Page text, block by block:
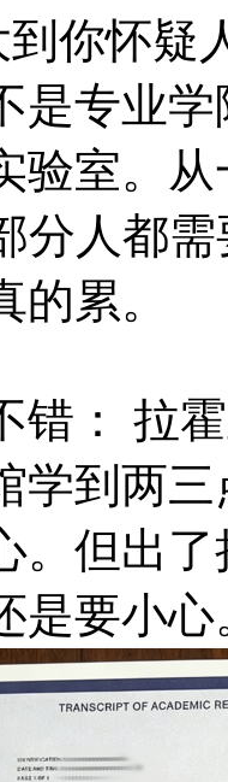
你怀疑
是专业
验室。
分人都
累。
错： 拉
学到两
。但出
是要小心